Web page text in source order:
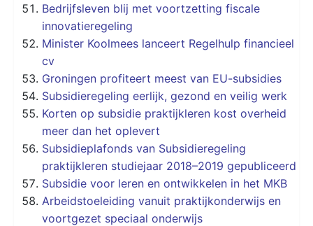
Bedrijfsleven blij met voortzetting fiscale
innovatieregeling
Minister Koolmees lanceert Regelhulp financieel
cv
Groningen profiteert meest van EU-subsidies
Subsidieregeling eerlijk, gezond en veilig werk
Korten op subsidie praktijkleren kost overheid
meer dan het oplevert
Subsidieplafonds van Subsidieregeling
praktijkleren studiejaar 2018–2019 gepubliceerd
Subsidie voor leren en ontwikkelen in het MKB
Arbeidstoeleiding vanuit praktijkonderwijs en
voortgezet speciaal onderwijs